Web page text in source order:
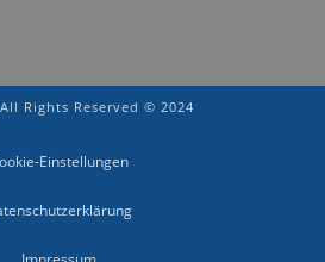
Rights Reserved © 2024
Einstellungen